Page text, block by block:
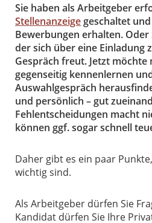
Sie haben als Arbeitgeber
Stellenanzeigegeschaltet
Bewerbungen erhalten. Oder
der sich über eine Einladung
Gespräch freut. Jetzt möchte
gegenseitig kennenlernen
Auswahlgespräch
und persönlich – gut
Fehlentscheidungen macht
können ggf. sogar schnell
Daher gibt es ein paar
wichtig sind.
Als Arbeitgeber dürfen Sie
Kandidat dürfen Sie Ihre